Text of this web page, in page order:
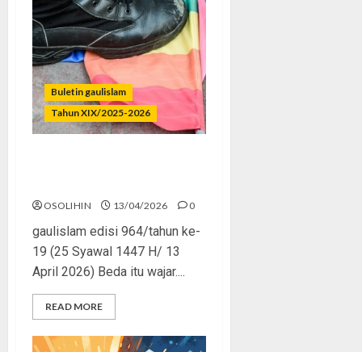
Buletin gaulislam
Tahun XIX/2025-2026
OSOLIHIN 13/04/2026 0
gaulislam edisi 964/tahun ke-
19 (25 Syawal 1447 H/ 13
April 2026) Beda itu wajar....
READ MORE